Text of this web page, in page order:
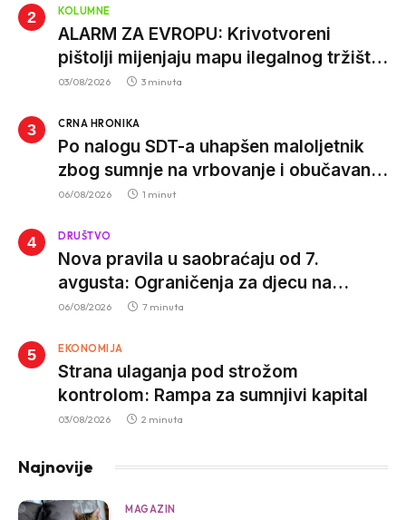
KOLUMNE
ALARM ZA EVROPU: Krivotvoreni
pištolji mijenjaju mapu ilegalnog tržišta,
istrage ukazuju na proizvodnju van EU
03/08/2026 3 minuta
CRNA HRONIKA
Po nalogu SDT-a uhapšen maloljetnik
zbog sumnje na vrbovanje i obučavanje
za izvršenje terorističkih djela
06/08/2026 1 minut
DRUŠTVO
Nova pravila u saobraćaju od 7.
avgusta: Ograničenja za djecu na
trotinetima i mlade vozače, veće kazne
06/08/2026 7 minuta
EKONOMIJA
Strana ulaganja pod strožom
kontrolom: Rampa za sumnjivi kapital
03/08/2026 2 minuta
Najnovije
MAGAZIN